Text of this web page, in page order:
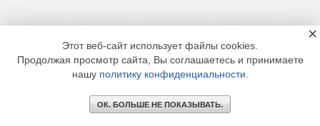
Этот веб-сайт использует файлы cookies.
Продолжая просмотр сайта, Вы соглашаетесь и принимаете
нашу политику конфиденциальности
ОК. БОЛЬШЕ НЕ ПОКАЗЫВАТЬ.
×